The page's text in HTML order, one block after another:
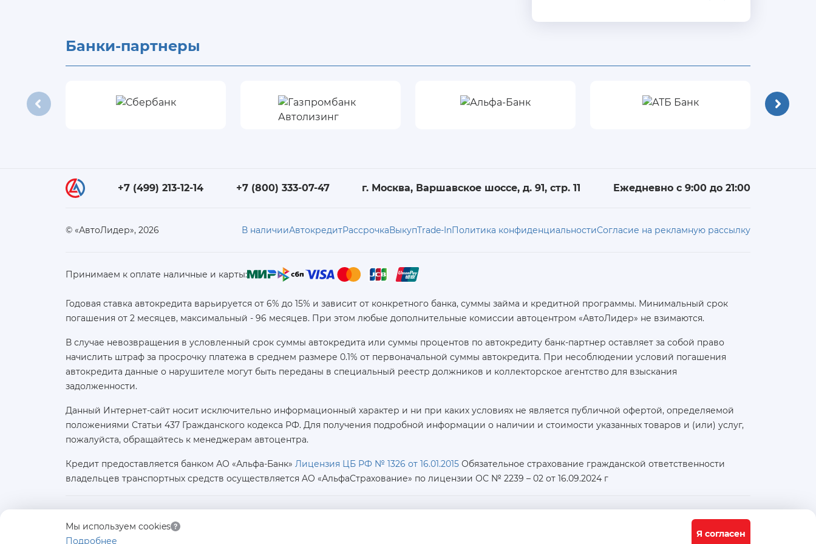
Банки-партнеры
Мы используем cookies
Подробнее
Я согласен
+7 (499) 213-12-14 +7 (800) 333-07-47 г. Москва, Варшавское шоссе, д. 91, стр. 11 Ежедневно с 9:00 до 21:00
© «АвтоЛидер», 2026 В наличииАвтокредитРассрочкаВыкупTrade-InПолитика конфиденциальностиСогласие на рекламную рассылку
Принимаем к оплате наличные и карты:
Годовая ставка автокредита варьируется от 6% до 15% и зависит от конкретного банка, суммы займа и кредитной программы. Минимальный срок
погашения от 2 месяцев, максимальный - 96 месяцев. При этом любые дополнительные комиссии автоцентром «АвтоЛидер» не взимаются.
В случае невозвращения в условленный срок суммы автокредита или суммы процентов по автокредиту банк-партнер оставляет за собой право
начислить штраф за просрочку платежа в среднем размере 0.1% от первоначальной суммы автокредита. При несоблюдении условий погашения
автокредита данные о нарушителе могут быть переданы в специальный реестр должников и коллекторское агентство для взыскания
задолженности.
Данный Интернет-сайт носит исключительно информационный характер и ни при каких условиях не является публичной офертой, определяемой
положениями Статьи 437 Гражданского кодекса РФ. Для получения подробной информации о наличии и стоимости указанных товаров и (или) услуг,
пожалуйста, обращайтесь к менеджерам автоцентра.
Кредит предоставляется банком АО «Альфа-Банк» Лицензия ЦБ РФ № 1326 от 16.01.2015 Обязательное страхование гражданской ответственности
владельцев транспортных средств осуществляется AO «АльфаСтрахование» по лицензии ОС № 2239 – 02 от 16.09.2024 г
ООО «АВТОЛИДЕР»
117556, город Москва, Варшавское ш., д. 91 стр. 11